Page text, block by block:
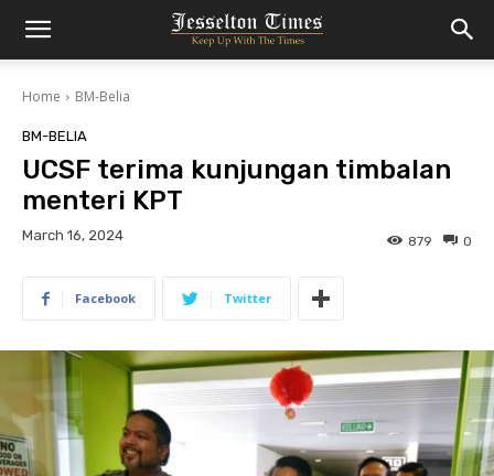
Home BM-Belia
BM-BELIA
UCSF terima kunjungan timbalan
menteri KPT
March 16, 2024 0
879
Facebook Twitter